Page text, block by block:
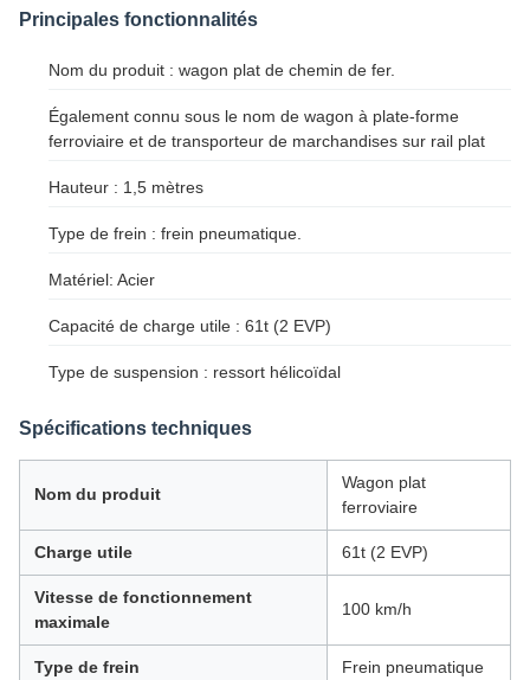
Principales fonctionnalités
Nom du produit : wagon plat de chemin de fer.
Également connu sous le nom de wagon à plate-forme
ferroviaire et de transporteur de marchandises sur rail plat
Hauteur : 1,5 mètres
Type de frein : frein pneumatique.
Matériel: Acier
Capacité de charge utile : 61t (2 EVP)
Type de suspension : ressort hélicoïdal
Spécifications techniques
Nom du produit
Wagon plat
ferroviaire
Charge utile 61t (2 EVP)
Vitesse de fonctionnement
maximale
100 km/h
Type de frein Frein pneumatique